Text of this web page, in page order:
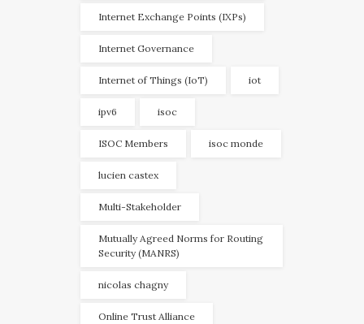
Internet Exchange Points (IXPs)
Internet Governance
Internet of Things (IoT) iot
ipv6 isoc
ISOC Members isoc monde
lucien castex
Multi-Stakeholder
Mutually Agreed Norms for Routing
Security (MANRS)
nicolas chagny
Online Trust Alliance